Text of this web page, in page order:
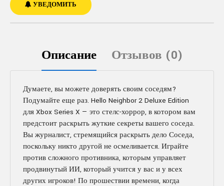
УВЕДОМИТЬ
Описание Отзывов (0)
Думаете, вы можете доверять своим соседям?
Подумайте еще раз. Hello Neighbor 2 Deluxe Edition
для Xbox Series X — это стелс-хоррор, в котором вам
предстоит раскрыть жуткие секреты вашего соседа.
Вы журналист, стремящийся раскрыть дело Соседа,
поскольку никто другой не осмеливается. Играйте
против сложного противника, которым управляет
продвинутый ИИ, который учится у вас и у всех
других игроков! По прошествии времени, когда